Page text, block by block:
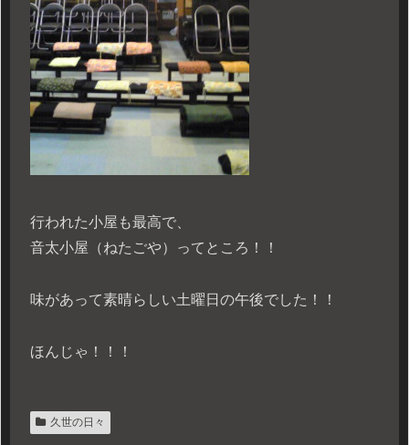
行われた小屋も最高で、
音太小屋（ねたごや）ってところ！！
味があって素晴らしい土曜日の午後でした！！
ほんじゃ！！！
久世の日々